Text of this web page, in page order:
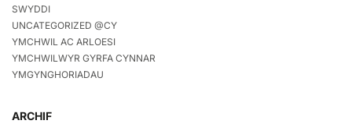
SWYDDI
UNCATEGORIZED @CY
YMCHWIL AC ARLOESI
YMCHWILWYR GYRFA CYNNAR
YMGYNGHORIADAU
ARCHIF